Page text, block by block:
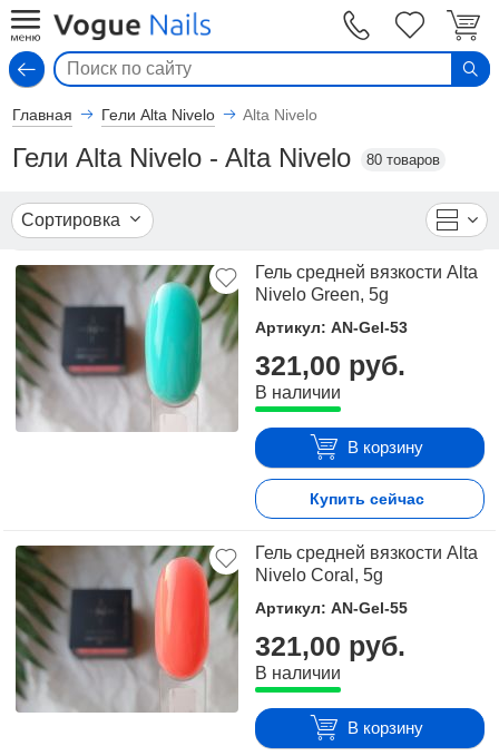
Главная Гели Alta Nivelo Alta Nivelo
Гели Alta Nivelo - Alta Nivelo 80 товаров
Сортировка
Гель средней вязкости Alta
Nivelo Green, 5g
Артикул: AN-Gel-53
321,00 руб.
В наличии
В корзину
Купить сейчас
Гель средней вязкости Alta
Nivelo Coral, 5g
Артикул: AN-Gel-55
321,00 руб.
В наличии
В корзину